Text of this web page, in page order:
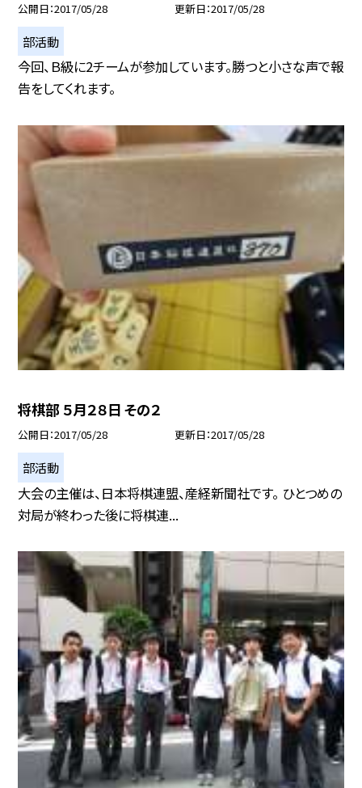
公開日 2017/05/28 更新日 2017/05/28
部活動
今回、Ｂ級に2チームが参加しています。勝つと小さな声で報
告をしてくれます。
将棋部 ５月２８日 その２
公開日 2017/05/28 更新日 2017/05/28
部活動
大会の主催は、日本将棋連盟、産経新聞社です。 ひとつめの
対局が終わった後に将棋連...